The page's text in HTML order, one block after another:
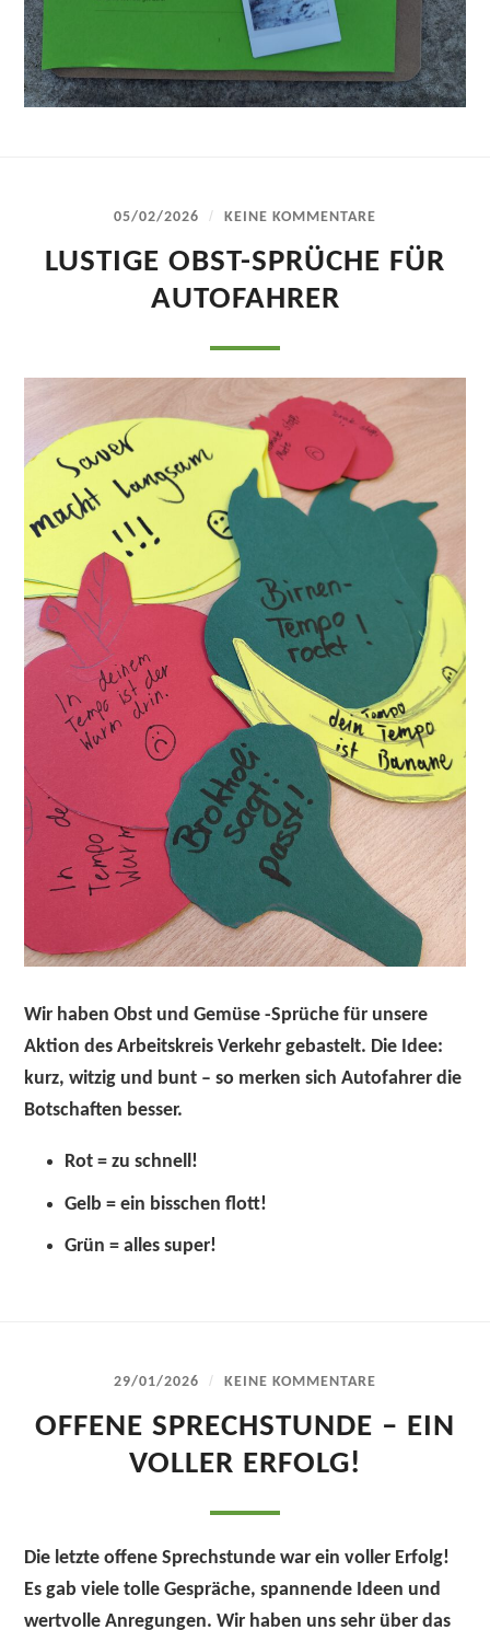
05/02/2026 / KEINE KOMMENTARE
LUSTIGE OBST-SPRÜCHE FÜR
AUTOFAHRER
Wir habenObst und Gemüse -Sprüche für unsere
Aktion des Arbeitskreis Verkehr gebastelt. Die Idee:
kurz, witzig und bunt – so merken sich Autofahrer die
Botschaften besser.
Rot = zu schnell!
Gelb = ein bisschen flott!
Grün = alles super!
29/01/2026 / KEINE KOMMENTARE
OFFENE SPRECHSTUNDE – EIN
VOLLER ERFOLG!
Die letzte offene Sprechstunde war ein voller Erfolg!
Es gab viele tolle Gespräche, spannende Ideen und
wertvolle Anregungen. Wir haben uns sehr über das